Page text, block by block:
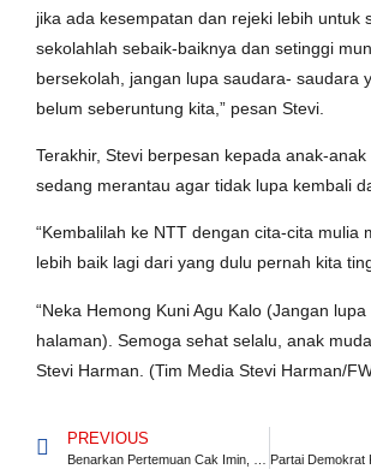
jika ada kesempatan dan rejeki lebih untuk
sekolahlah sebaik-baiknya dan setinggi
bersekolah, jangan lupa saudara- saudara
belum seberuntung kita,” pesan Stevi.
Terakhir, Stevi berpesan kepada anak-
sedang merantau agar tidak lupa kembali
“Kembalilah ke NTT dengan cita-cita mulia
lebih baik lagi dari yang dulu pernah kita
“Neka Hemong Kuni Agu Kalo (Jangan
halaman). Semoga sehat selalu, anak
Stevi Harman. (Tim Media Stevi Harman/
PREVIOUS